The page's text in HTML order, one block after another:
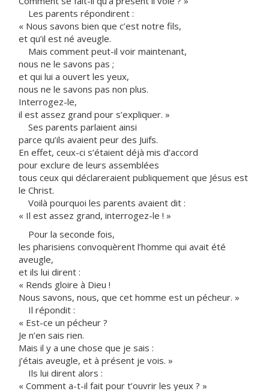
Les parents répondirent :
« Nous savons bien que c’est notre fils,
et qu’il est né aveugle.
Mais comment peut-il voir maintenant,
nous ne le savons pas ;
et qui lui a ouvert les yeux,
nous ne le savons pas non plus.
Interrogez-le,
il est assez grand pour s’expliquer. »
Ses parents parlaient ainsi
parce qu’ils avaient peur des Juifs.
En effet, ceux-ci s’étaient déjà mis d’accord
pour exclure de leurs assemblées
tous ceux qui déclareraient publiquement que Jésus est
le Christ.
Voilà pourquoi les parents avaient dit :
« Il est assez grand, interrogez-le ! »
Pour la seconde fois,
les pharisiens convoquèrent l’homme qui avait été
aveugle,
et ils lui dirent :
« Rends gloire à Dieu !
Nous savons, nous, que cet homme est un pécheur. »
Il répondit :
« Est-ce un pécheur ?
Je n’en sais rien.
Mais il y a une chose que je sais :
j’étais aveugle, et à présent je vois. »
Ils lui dirent alors :
« Comment a-t-il fait pour t’ouvrir les yeux ? »